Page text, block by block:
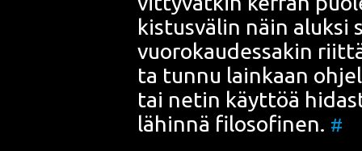
kis­tus­vä­lin näin aluk­si
vuo­ro­kau­des­sa­kin
ta tun­nu lain­kaan
tai netin käyt­töä
lähin­nä filo­so­fi­nen. #